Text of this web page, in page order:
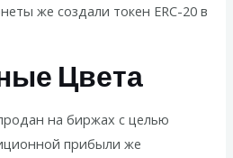
же создали токен ERC-20 в
Цвета
на биржах с целью
прибыли же